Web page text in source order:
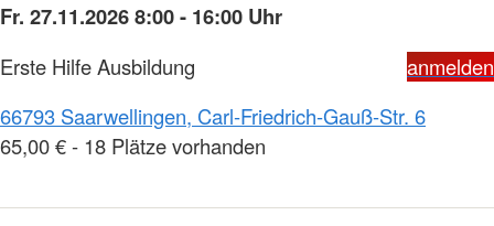
Fr. 27.11.2026 8:00 - 16:00 Uhr
Erste Hilfe Ausbildung
anmelden
66793 Saarwellingen, Carl-Friedrich-Gauß-Str. 6
65,00 € - 18 Plätze vorhanden